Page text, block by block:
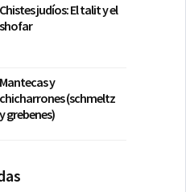
Chistes judíos: El talit y el
shofar
Mantecas y
chicharrones (schmeltz
y grebenes)